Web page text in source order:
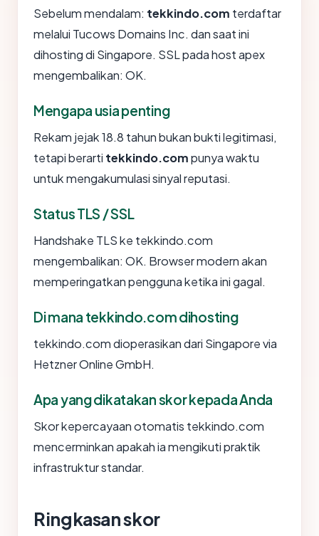
Sebelum mendalam: tekkindo.com terdaftar
melalui Tucows Domains Inc. dan saat ini
dihosting di Singapore. SSL pada host apex
mengembalikan: OK.
Mengapa usia penting
Rekam jejak 18.8 tahun bukan bukti legitimasi,
tetapi berarti tekkindo.compunya waktu
untuk mengakumulasi sinyal reputasi.
Status TLS / SSL
Handshake TLS ke tekkindo.com
mengembalikan: OK. Browser modern akan
memperingatkan pengguna ketika ini gagal.
Di mana tekkindo.com dihosting
tekkindo.com dioperasikan dari Singapore via
Hetzner Online GmbH.
Apa yang dikatakan skor kepada Anda
Skor kepercayaan otomatis tekkindo.com
mencerminkan apakah ia mengikuti praktik
infrastruktur standar.
Ringkasan skor